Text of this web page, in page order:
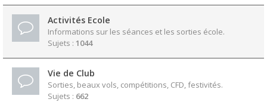
Activités Ecole
Informations sur les séances et les sorties école.
Sujets : 1044
Vie de Club
Sorties, beaux vols, compétitions, CFD, festivités.
Sujets : 662